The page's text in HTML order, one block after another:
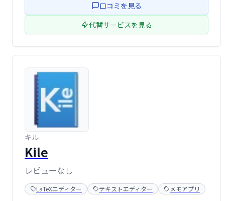
口コミを見る
代替サービスを見る
キル
Kile
レビューなし
LaTeXエディター テキストエディター メモアプリ